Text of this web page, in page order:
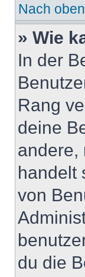
Nach oben
» Wie
In der
Rang
deine
andere,
handelt
von
du die